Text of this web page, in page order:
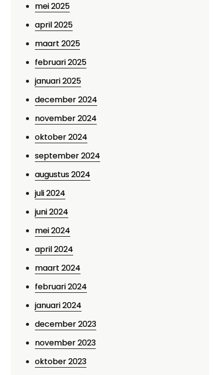
mei 2025
april 2025
maart 2025
februari 2025
januari 2025
december 2024
november 2024
oktober 2024
september 2024
augustus 2024
juli 2024
juni 2024
mei 2024
april 2024
maart 2024
februari 2024
januari 2024
december 2023
november 2023
oktober 2023